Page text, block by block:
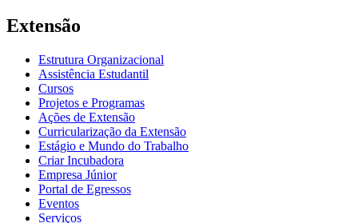
Extensão
Estrutura Organizacional
Assistência Estudantil
Cursos
Projetos e Programas
Ações de Extensão
Curricularização da Extensão
Estágio e Mundo do Trabalho
Criar Incubadora
Empresa Júnior
Portal de Egressos
Eventos
Serviços